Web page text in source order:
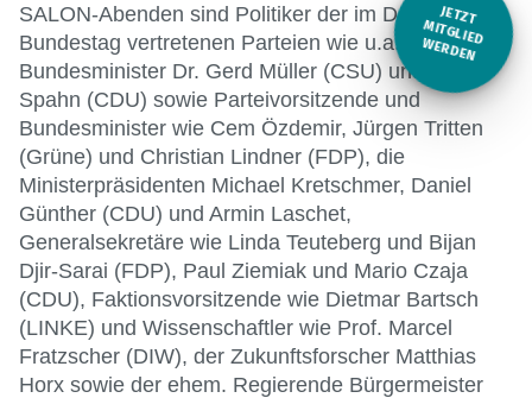
JETZT
M
ITGLIED W
ERDEN
SALON-Abenden sind Politiker der im Deutschen
Bundestag vertretenen Parteien wie u.a.
Bundesminister Dr. Gerd Müller (CSU) und Jens
Spahn (CDU) sowie Parteivorsitzende und
Bundesminister wie Cem Özdemir, Jürgen Tritten
(Grüne) und Christian Lindner (FDP), die
Ministerpräsidenten Michael Kretschmer, Daniel
Günther (CDU) und Armin Laschet,
Generalsekretäre wie Linda Teuteberg und Bijan
Djir-Sarai (FDP), Paul Ziemiak und Mario Czaja
(CDU), Faktionsvorsitzende wie Dietmar Bartsch
(LINKE) und Wissenschaftler wie Prof. Marcel
Fratzscher (DIW), der Zukunftsforscher Matthias
Horx sowie der ehem. Regierende Bürgermeister